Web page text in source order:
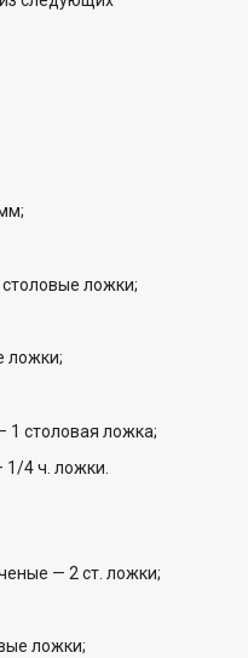
ложки;
ложки;
1 столовая ложка;
4 ч. ложки.
— 2 ст. ложки;
ложки;